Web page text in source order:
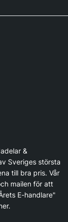
&
Sveriges största
till bra pris. Vår
mailen för att
E-handlare"